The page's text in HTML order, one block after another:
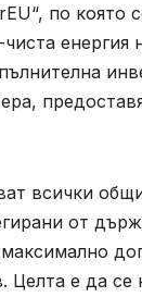
по която
всички
от
е да се